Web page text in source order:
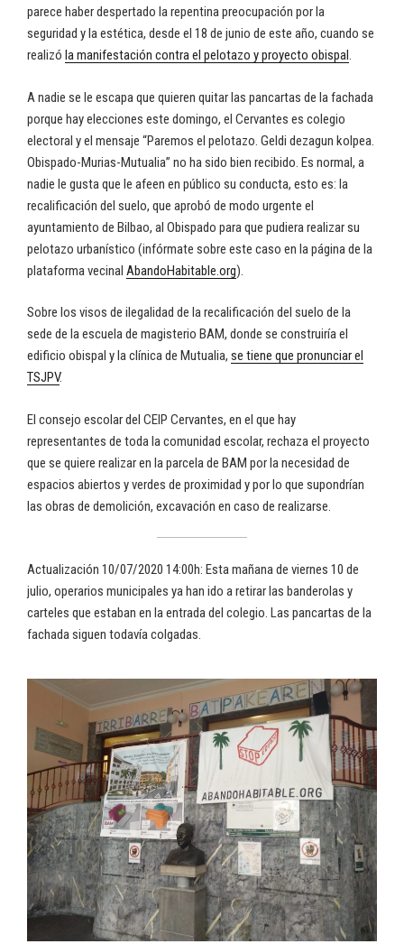
parece haber despertado la repentina preocupación por la
seguridad y la estética, desde el 18 de junio de este año, cuando se
realizó la manifestación contra el pelotazo y proyecto obispal.
A nadie se le escapa que quieren quitar las pancartas de la fachada
porque hay elecciones este domingo, el Cervantes es colegio
electoral y el mensaje “Paremos el pelotazo. Geldi dezagun kolpea.
Obispado-Murias-Mutualia” no ha sido bien recibido. Es normal, a
nadie le gusta que le afeen en público su conducta, esto es: la
recalificación del suelo, que aprobó de modo urgente el
ayuntamiento de Bilbao, al Obispado para que pudiera realizar su
pelotazo urbanístico (infórmate sobre este caso en la página de la
plataforma vecinal AbandoHabitable.org).
Sobre los visos de ilegalidad de la recalificación del suelo de la
sede de la escuela de magisterio BAM, donde se construiría el
edificio obispal y la clínica de Mutualia, se tiene que pronunciar el
TSJPV.
El consejo escolar del CEIP Cervantes, en el que hay
representantes de toda la comunidad escolar, rechaza el proyecto
que se quiere realizar en la parcela de BAM por la necesidad de
espacios abiertos y verdes de proximidad y por lo que supondrían
las obras de demolición, excavación en caso de realizarse.
Actualización 10/07/2020 14:00h: Esta mañana de viernes 10 de
julio, operarios municipales ya han ido a retirar las banderolas y
carteles que estaban en la entrada del colegio. Las pancartas de la
fachada siguen todavía colgadas.